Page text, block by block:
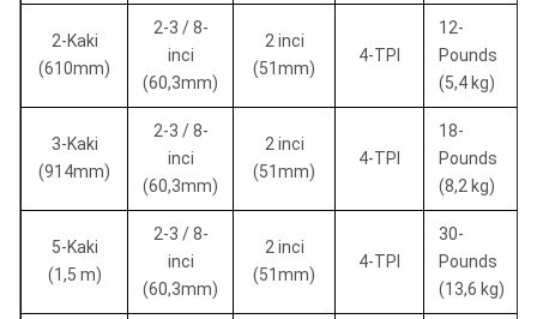
2-Kaki
(610mm)
2-3 / 8-
inci
(60,3mm)
2 inci
(51mm)
4-TPI
12-
Pounds
(5,4 kg)
3-Kaki
(914mm)
2-3 / 8-
inci
(60,3mm)
2 inci
(51mm)
4-TPI
18-
Pounds
(8,2 kg)
5-Kaki
(1,5 m)
2-3 / 8-
inci
(60,3mm)
2 inci
(51mm)
4-TPI
30-
Pounds
(13,6 kg)